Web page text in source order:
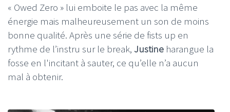
« Owed Zero » lui emboite le pas avec la même
énergie mais malheureusement un son de moins
bonne qualité. Après une série de fists up en
rythme de l’instru sur le break, Justine harangue la
fosse en l'incitant à sauter, ce qu’elle n’a aucun
mal à obtenir.